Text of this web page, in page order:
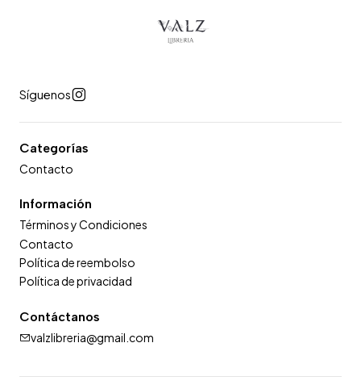
Síguenos
Categorías
Contacto
Información
Términos y Condiciones
Contacto
Política de reembolso
Política de privacidad
Contáctanos
valzlibreria@gmail.com